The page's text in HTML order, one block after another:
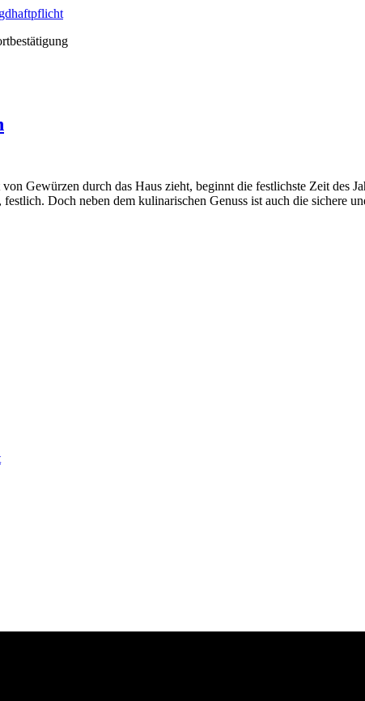
Gewürzen durch das Haus zieht, beginnt die festlichste Zeit des
Doch neben dem kulinarischen Genuss ist auch die sichere